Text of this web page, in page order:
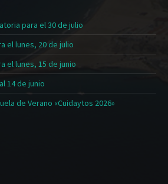
para el 30 de julio
el lunes, 20 de julio
el lunes, 15 de junio
14 de junio
de Verano «Cuidaytos 2026»